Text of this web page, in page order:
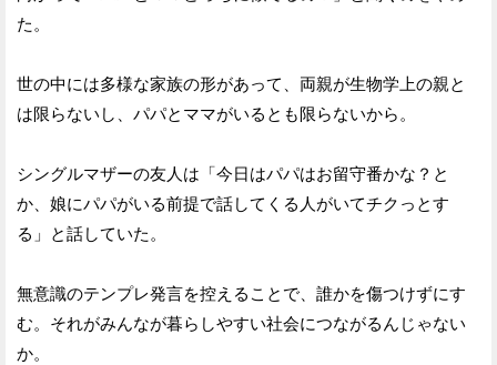
た。
世の中には多様な家族の形があって、両親が生物学上の親と
は限らないし、パパとママがいるとも限らないから。
シングルマザーの友人は「今日はパパはお留守番かな？と
か、娘にパパがいる前提で話してくる人がいてチクっとす
る」と話していた。
無意識のテンプレ発言を控えることで、誰かを傷つけずにす
む。それがみんなが暮らしやすい社会につながるんじゃない
か。